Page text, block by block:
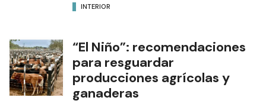
INTERIOR
“El Niño”: recomendaciones
para resguardar
producciones agrícolas y
ganaderas